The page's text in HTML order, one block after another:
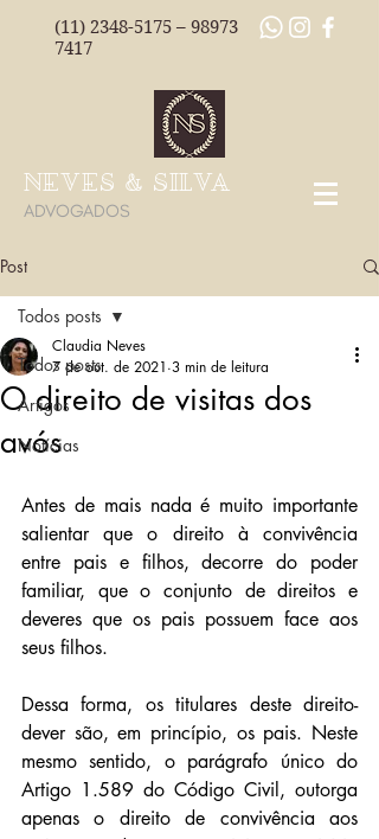
(11) 2348-5175 – 98973
7417
NEVES & SILVA
ADVOGADOS
Post
Todos posts
Artigos
Notícias
Todos posts
O direito de visitas dos
avós
Claudia Neves
7 de out. de 2021 3 min de leitura
Antes de mais nada é muito importante
salientar que o direito à convivência
entre pais e filhos, decorre do poder
familiar, que o conjunto de direitos e
deveres que os pais possuem face aos
seus filhos.
Dessa forma, os titulares deste direito-
dever são, em princípio, os pais. Neste
mesmo sentido, o parágrafo único do
Artigo 1.589 do Código Civil, outorga
apenas o direito de convivência aos